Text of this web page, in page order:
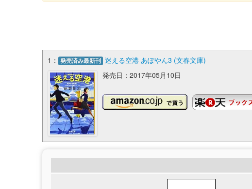
1： 発売済み最新刊 迷える空港 あぽやん3 (文春文庫)
発売日：2017年05月10日